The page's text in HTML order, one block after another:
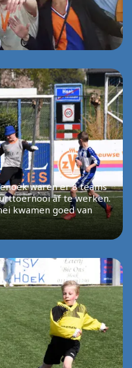
waren er 8 teams
af te werken.
kwamen goed van